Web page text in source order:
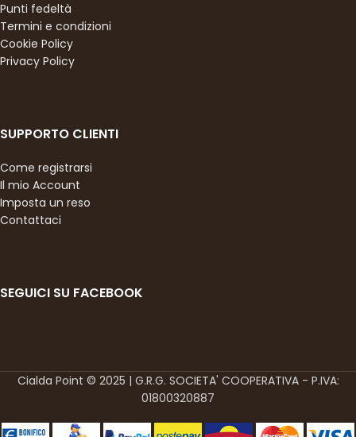
Punti fedeltà
Termini e condizioni
Cookie Policy
Privacy Policy
SUPPORTO CLIENTI
Come registrarsi
Il mio Account
Imposta un reso
Contattaci
SEGUICI SU FACEBOOK
Cialda Point © 2025 | G.R.G. SOCIETA' COOPERATIVA - P.IVA:
01800320887